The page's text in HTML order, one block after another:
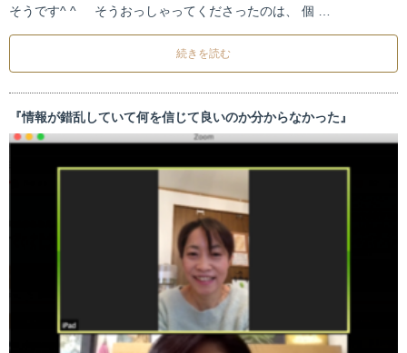
そうです^ ^ そうおっしゃってくださったのは、 個 …
続きを読む
『情報が錯乱していて何を信じて良いのか分からなかった』